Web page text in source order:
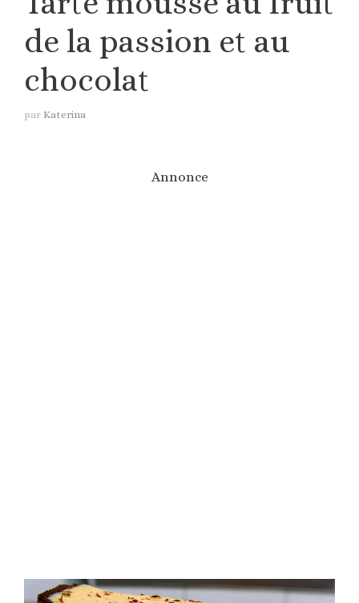
de la passion et au
chocolat
par Katerina
Annonce